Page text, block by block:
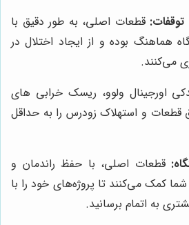
قطعات اصلی، به طور دقیق با
هماهنگ بوده و از ایجاد اختلال در
می‌کنند.
اورجینال ولوو، ریسک خرابی های
قطعات و استهلاک زودرس را به حداقل
قطعات اصلی، با حفظ راندمان و
شما کمک می‌کنند تا پروژه‌های خود را با
به اتمام برسانید.